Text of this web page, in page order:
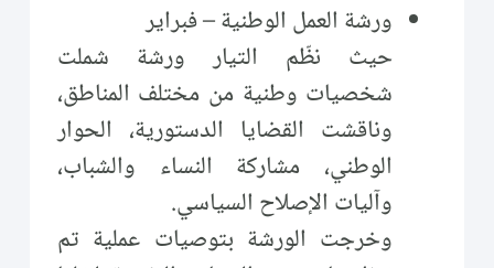
ورشة العمل الوطنية – فبراير
حيث نظّم التيار ورشة شملت
شخصيات وطنية من مختلف المناطق،
وناقشت القضايا الدستورية، الحوار
الوطني، مشاركة النساء والشباب،
وآليات الإصلاح السياسي.
وخرجت الورشة بتوصيات عملية تم